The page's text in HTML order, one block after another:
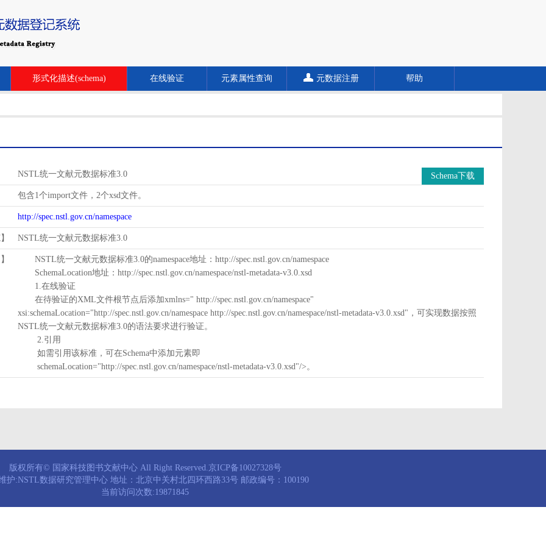
形式化描述(schema) 在线验证 元素属性查询 元数据注册 帮助
NSTL统一文献元数据标准3.0 Schema下载
包含1个import文件，2个xsd文件。
http://spec.nstl.gov.cn/namespace
NSTL统一文献元数据标准3.0
NSTL统一文献元数据标准3.0的namespace地址：http://spec.nstl.gov.cn/namespace
SchemaLocation地址：http://spec.nstl.gov.cn/namespace/nstl-metadata-v3.0.xsd
1.在线验证
在待验证的XML文件根节点后添加xmlns=" http://spec.nstl.gov.cn/namespace"
xsi:schemaLocation="http://spec.nstl.gov.cn/namespace http://spec.nstl.gov.cn/namespace/nstl-metadata-v3.0.xsd"，可实现数据按照
NSTL统一文献元数据标准3.0的语法要求进行验证。
2.引用
如需引用该标准，可在Schema中添加元素即
schemaLocation="http://spec.nstl.gov.cn/namespace/nstl-metadata-v3.0.xsd"/>。
版权所有© 国家科技图书文献中心 All Right Reserved.京ICP备10027328号
护:NSTL数据研究管理中心 地址：北京中关村北四环西路33号 邮政编号：100190
当前访问次数:19871845